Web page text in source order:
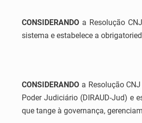
CONSIDERANDOa Resolução
sistema e estabelece a
CONSIDERANDOa Resolução
Poder Judiciário (DIRAUD-Jud) e
que tange à governança,